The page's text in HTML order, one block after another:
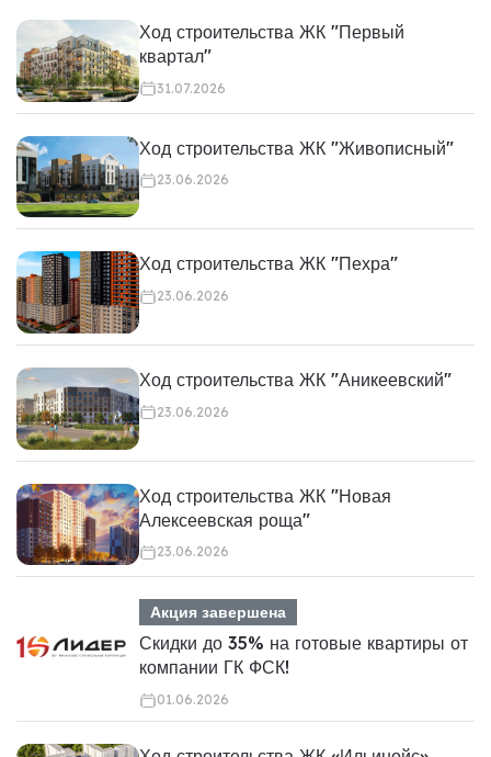
Ход строительства ЖК "Первый
квартал"
31.07.2026
Ход строительства ЖК "Живописный"
23.06.2026
Ход строительства ЖК "Пехра"
23.06.2026
Ход строительства ЖК "Аникеевский"
23.06.2026
Ход строительства ЖК "Новая
Алексеевская роща"
23.06.2026
Акция завершена
Скидки до 35% на готовые квартиры от
компании ГК ФСК!
01.06.2026